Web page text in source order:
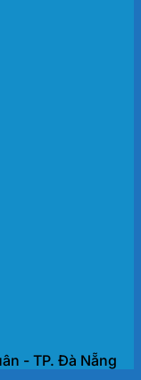
- TP. Đà Nẵng